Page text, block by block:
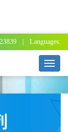
| Languages:
T
o
g